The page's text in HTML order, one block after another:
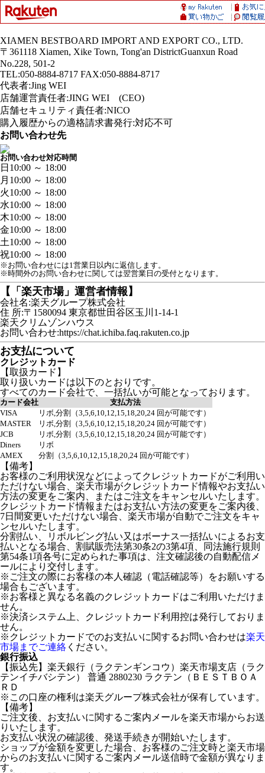
XIAMEN BESTBOARD IMPORT AND EXPORT CO., LTD.
〒361118 Xiamen, Xike Town, Tong'an DistrictGuanxun Road
No.228, 501-2
TEL:050-8884-8717 FAX:050-8884-8717
代表者:Jing WEI
店舗運営責任者:JING WEI (CEO)
店舗セキュリティ責任者:NICO
購入履歴からの適格請求書発行:対応不可
お問い合わせ先
お問い合わせ対応時間
日 10:00 ～ 18:00
月 10:00 ～ 18:00
火10:00 ～ 18:00
水10:00 ～ 18:00
木10:00 ～ 18:00
金10:00 ～ 18:00
土10:00 ～ 18:00
祝10:00 ～ 18:00
※お問い合わせには1営業日以内に返信します。
※時間外のお問い合わせに関しては翌営業日の受付となります。
【「楽天市場」運営者情報】
会社名:楽天グループ株式会社
住 所:〒1580094 東京都世田谷区玉川1-14-1
楽天クリムゾンハウス
お問い合わせ:https://chat.ichiba.faq.rakuten.co.jp
お支払について
クレジットカード
【取扱カード】
取り扱いカードは以下のとおりです。
すべてのカード会社で、一括払いが可能となっております。
カード会社
支払方法
VISA
リボ,分割（3,5,6,10,12,15,18,20,24 回が可能です）
MASTER
リボ,分割（3,5,6,10,12,15,18,20,24 回が可能です）
JCB
リボ,分割（3,5,6,10,12,15,18,20,24 回が可能です）
Diners
リボ
AMEX
分割（3,5,6,10,12,15,18,20,24 回が可能です）
【備考】
お客様のご利用状況などによってクレジットカードがご利用い
ただけない場合、楽天市場がクレジットカード情報やお支払い
方法の変更をご案内、またはご注文をキャンセルいたします。
クレジットカード情報またはお支払い方法の変更をご案内後、
7日間変更いただけない場合、楽天市場が自動でご注文をキャ
ンセルいたします。
分割払い、リボルビング払い又はボーナス一括払いによるお支
払いとなる場合、割賦販売法第30条2の3第4項、同法施行規則
第54条1項各号に定められた事項は、注文確認後の自動配信メ
ールにより交付します。
※ご注文の際にお客様の本人確認（電話確認等）をお願いする
場合もございます。
※お客様と異なる名義のクレジットカードはご利用いただけま
せん。
※決済システム上、クレジットカード利用控は発行しておりま
せん。
※クレジットカードでのお支払いに関するお問い合わせは楽天
市場までご連絡 ください。
銀行振込
【振込先】楽天銀行（ラクテンギンコウ）楽天市場支店（ラク
テンイチバシテン） 普通 2880230 ラクテン（ＢＥＳＴＢＯＡ
ＲＤ
※この口座の権利は楽天グループ株式会社が保有しています。
【備考】
ご注文後、お支払いに関するご案内メールを楽天市場からお送
りいたします。
お支払い状況の確認後、発送手続きが開始いたします。
ショップが金額を変更した場合、お客様のご注文時と楽天市場
からのお支払いに関するご案内メール送信時で金額が異なりま
す。